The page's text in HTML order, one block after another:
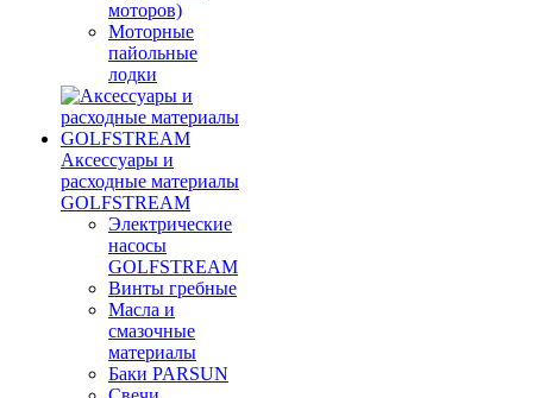
моторов)
Моторные
пайольные
лодки
Аксессуары и
расходные материалы
GOLFSTREAM
Электрические
насосы
GOLFSTREAM
Винты гребные
Масла и
смазочные
материалы
Баки PARSUN